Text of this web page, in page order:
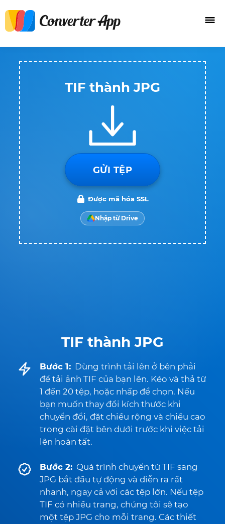
TIF thành JPG
Bước 1: Dùng trình tải lên ở bên phải
để tải ảnh TIF của bạn lên. Kéo và thả từ
1 đến 20 tệp, hoặc nhấp để chọn. Nếu
bạn muốn thay đổi kích thước khi
chuyển đổi, đặt chiều rộng và chiều cao
trong cài đặt bên dưới trước khi việc tải
lên hoàn tất.
Bước 2: Quá trình chuyển từ TIF sang
JPG bắt đầu tự động và diễn ra rất
nhanh, ngay cả với các tệp lớn. Nếu tệp
TIF có nhiều trang, chúng tôi sẽ tạo
một tệp JPG cho mỗi trang. Các thiết
TIF thành JPG
GỬI TỆP
Được mã hóa SSL
Nhập từ Drive